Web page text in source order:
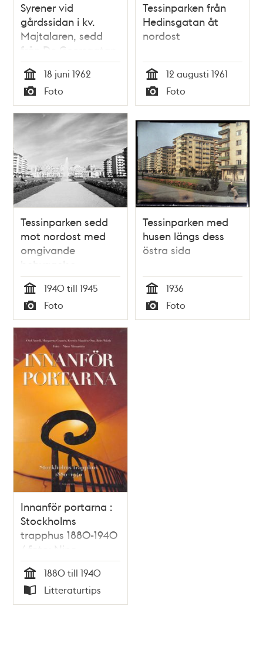
Syrener vid
gårdssidan i kv.
Majtalaren, sedd
från De Geersgatan
Tid
18 juni 1962
Typ
Foto
Tessinparken från
Hedinsgatan åt
nordost
Tid
12 augusti 1961
Typ
Foto
Tessinparken sedd
mot nordost med
omgivande
bebyggelse
Tid
1940 till 1945
Typ
Foto
Tessinparken med
husen längs dess
östra sida
Tid
1936
Typ
Foto
Innanför portarna :
Stockholms
trapphus 1880-1940
/ foto: Nino
Monastra ; text:
Olof Antell m.fl.
Tid
1880 till 1940
Typ
Litteraturtips